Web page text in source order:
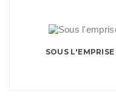
SOUS